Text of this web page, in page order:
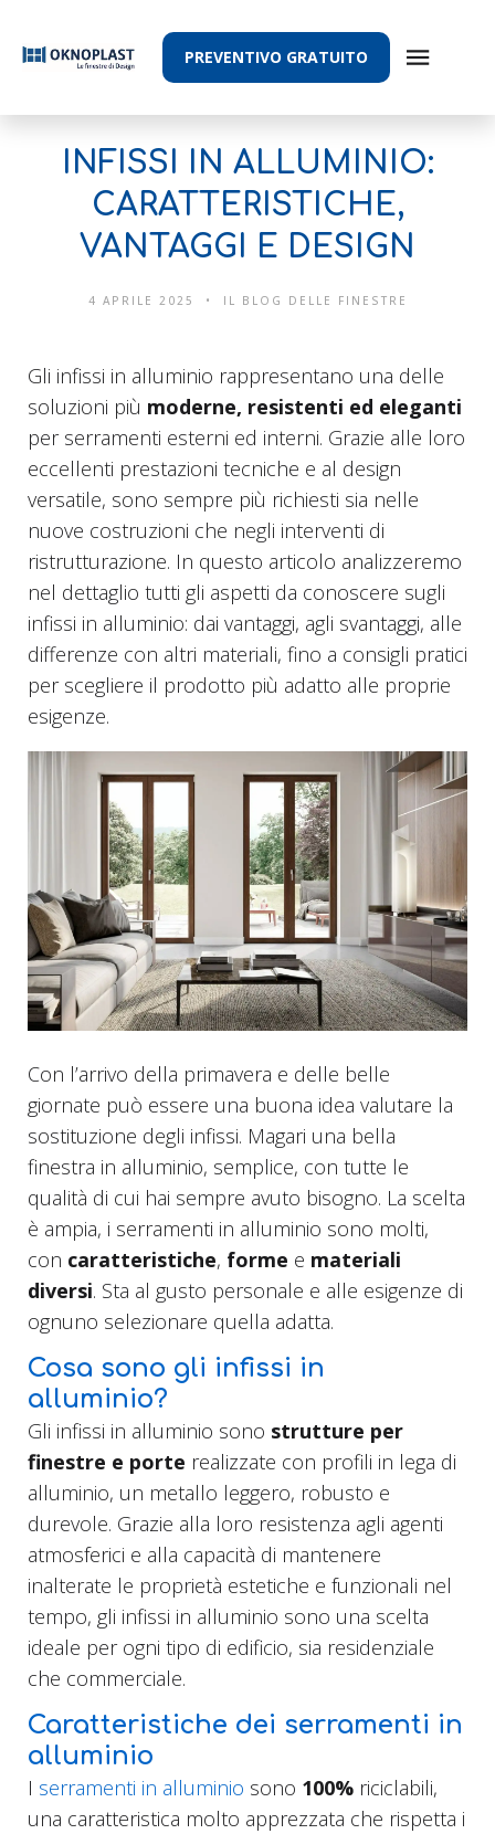
PREVENTIVO GRATUITO
INFISSI IN ALLUMINIO:
CARATTERISTICHE,
VANTAGGI E DESIGN
4 APRILE 2025 IL BLOG DELLE FINESTRE
Gli infissi in alluminio rappresentano una delle
soluzioni più moderne, resistenti ed eleganti
per serramenti esterni ed interni. Grazie alle loro
eccellenti prestazioni tecniche e al design
versatile, sono sempre più richiesti sia nelle
nuove costruzioni che negli interventi di
ristrutturazione. In questo articolo analizzeremo
nel dettaglio tutti gli aspetti da conoscere sugli
infissi in alluminio: dai vantaggi, agli svantaggi, alle
differenze con altri materiali, fino a consigli pratici
per scegliere il prodotto più adatto alle proprie
esigenze.
Con l’arrivo della primavera e delle belle
giornate può essere una buona idea valutare la
sostituzione degli infissi. Magari una bella
finestra in alluminio, semplice, con tutte le
qualità di cui hai sempre avuto bisogno. La scelta
è ampia, i serramenti in alluminio sono molti,
con caratteristiche, forme e materiali
diversi. Sta al gusto personale e alle esigenze di
ognuno selezionare quella adatta.
Cosa sono gli infissi in
alluminio?
Gli infissi in alluminio sono strutture per
finestre e porte realizzate con profili in lega di
alluminio, un metallo leggero, robusto e
durevole. Grazie alla loro resistenza agli agenti
atmosferici e alla capacità di mantenere
inalterate le proprietà estetiche e funzionali nel
tempo, gli infissi in alluminio sono una scelta
ideale per ogni tipo di edificio, sia residenziale
che commerciale.
Caratteristiche dei serramenti in
alluminio
I serramenti in alluminio sono 100% riciclabili,
una caratteristica molto apprezzata che rispetta i